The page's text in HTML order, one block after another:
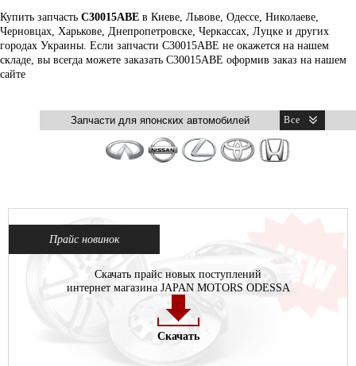
Купить запчасть C30015ABE в Киеве, Львове, Одессе, Николаеве,
Черновцах, Харькове, Днепропетровске, Черкассах, Луцке и других
городах Украины. Если запчасти C30015ABE не окажется на нашем
складе, вы всегда можете заказать C30015ABE оформив заказ на нашем
сайте
Прайс новинок
Скачать прайс новых поступлений
интернет магазина JAPAN MOTORS ODESSA
Скачать